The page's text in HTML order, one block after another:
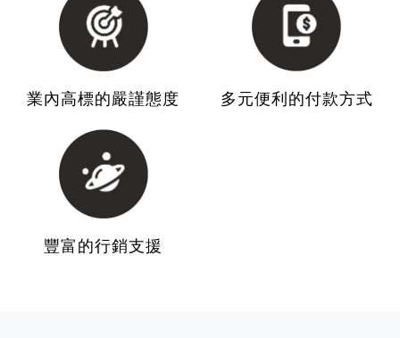
業內高標的嚴謹態度 多元便利的付款方式
豐富的行銷支援